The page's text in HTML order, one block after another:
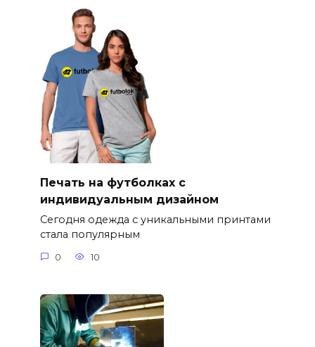
Печать на футболках с
индивидуальным дизайном
Сегодня одежда с уникальными принтами
стала популярным
0 10